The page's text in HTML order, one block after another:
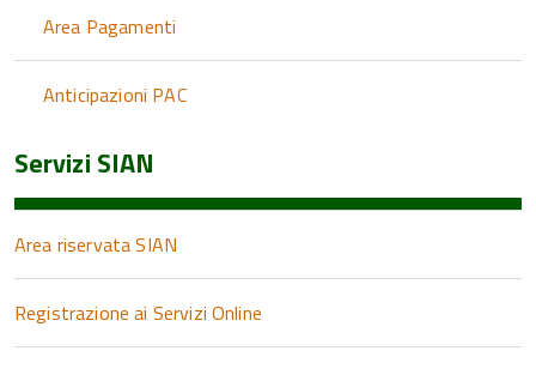
Area Pagamenti
Anticipazioni PAC
Servizi SIAN
Area riservata SIAN
Registrazione ai Servizi Online